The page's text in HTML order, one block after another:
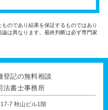
のであり結果を保証するものではあり
は異なります。最終判断は必ず専門家
登記の無料相談
法書士事務所
7 秋山ビル1階